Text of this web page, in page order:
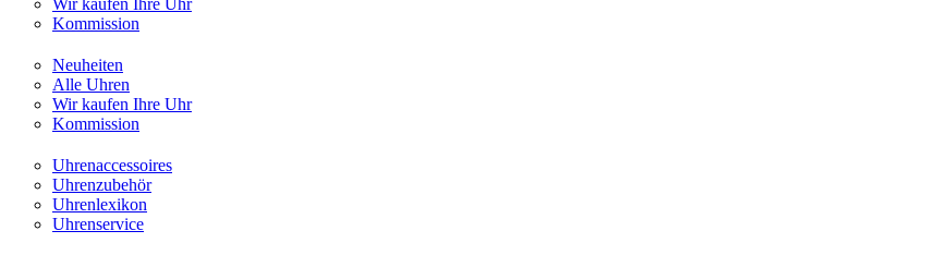
Wir kaufen Ihre Uhr
Kommission
Neuheiten
Alle Uhren
Wir kaufen Ihre Uhr
Kommission
Uhrenaccessoires
Uhrenzubehör
Uhrenlexikon
Uhrenservice